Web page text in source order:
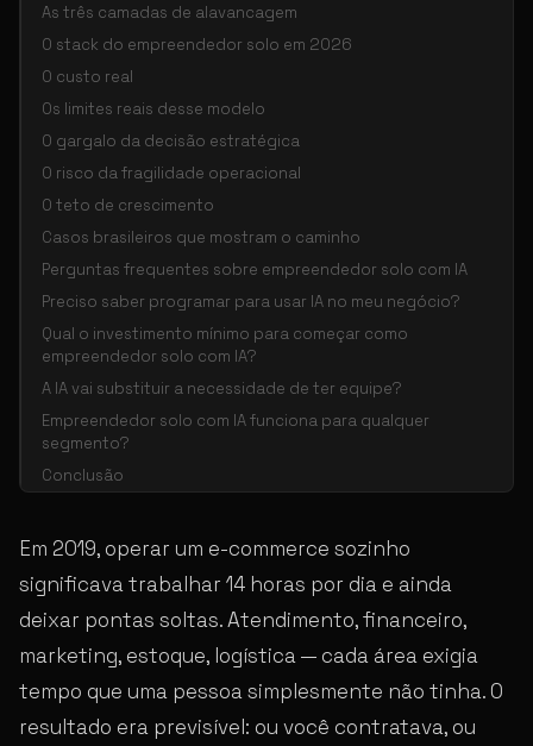
As três camadas de alavancagem
O stack do empreendedor solo em 2026
O custo real
Os limites reais desse modelo
O gargalo da decisão estratégica
O risco da fragilidade operacional
O teto de crescimento
Casos brasileiros que mostram o caminho
Perguntas frequentes sobre empreendedor solo com IA
Preciso saber programar para usar IA no meu negócio?
Qual o investimento mínimo para começar como
empreendedor solo com IA?
A IA vai substituir a necessidade de ter equipe?
Empreendedor solo com IA funciona para qualquer
segmento?
Conclusão
Em 2019, operar um e-commerce sozinho
significava trabalhar 14 horas por dia e ainda
deixar pontas soltas. Atendimento, financeiro,
marketing, estoque, logística — cada área exigia
tempo que uma pessoa simplesmente não tinha. O
resultado era previsível: ou você contratava, ou